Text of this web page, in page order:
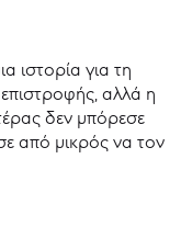
ιστορία για τη
επιστροφής, αλλά η
δεν μπόρεσε
από μικρός να τον